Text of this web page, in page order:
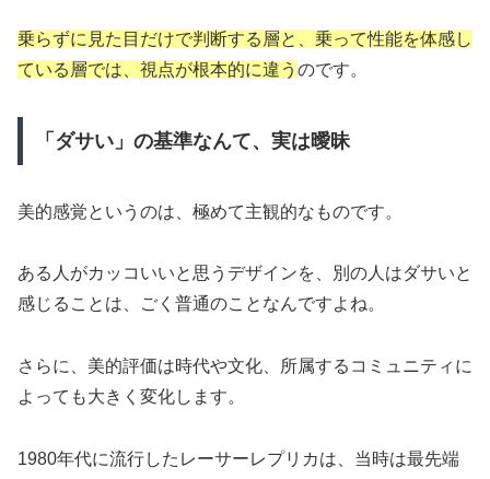
乗らずに見た目だけで判断する層と、乗って性能を体感し
ている層では、視点が根本的に違う のです。
「ダサい」の基準なんて、実は曖昧
美的感覚というのは、極めて主観的なものです。
ある人がカッコいいと思うデザインを、別の人はダサいと
感じることは、ごく普通のことなんですよね。
さらに、美的評価は時代や文化、所属するコミュニティに
よっても大きく変化します。
1980年代に流行したレーサーレプリカは、当時は最先端